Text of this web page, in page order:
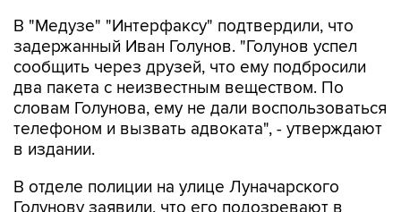
В "Медузе" "Интерфаксу" подтвердили, что
задержанный Иван Голунов. "Голунов успел
сообщить через друзей, что ему подбросили
два пакета с неизвестным веществом. По
словам Голунова, ему не дали воспользоваться
телефоном и вызвать адвоката", - утверждают
в издании.
В отделе полиции на улице Луначарского